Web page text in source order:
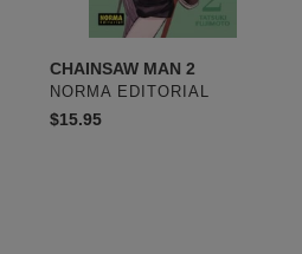
CHAINSAW MAN 2
PROVEEDOR
NORMA EDITORIAL
Precio
$15.95